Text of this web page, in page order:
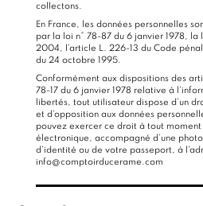
collectons.
En France, les données personnelles
par la loi n° 78-87 du 6 janvier 1978,
2004, l’article L. 226-13 du Code
du 24 octobre 1995.
Conformément aux dispositions des
78-17 du 6 janvier 1978 relative à
libertés, tout utilisateur dispose d’un
et d’opposition aux données
pouvez exercer ce droit à tout moment
électronique, accompagné d’une
d’identité ou de votre passeport, à
info@comptoirducerame.com